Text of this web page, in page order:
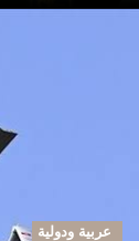
عربية ودولية